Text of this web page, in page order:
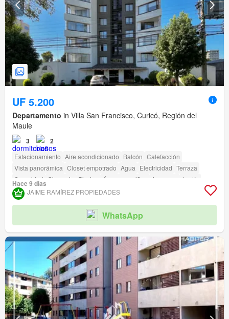
UF 5.200
Departamento in Villa San Francisco, Curicó, Región del
Maule
3 2
Estacionamiento Aire acondicionado Balcón Calefacción
Vista panorámica Closet empotrado Agua Electricidad Terraza
Seguridad
Gimnasio Piscina Área para niños Ascensor
Jardín
Conserje Parilla Acceso para personas con discapacidad
Hace 9 días
JAIME RAMÍREZ PROPIEDADES
WhatsApp